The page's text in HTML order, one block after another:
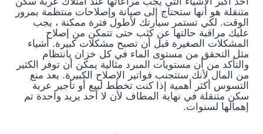
متنقلة هو أنها ستحتاج إلى صيانة وإصلاحات منتظمة بمرور
الوقت. لكي تستمر سيارتك لأطول فترة ممكنة ، يجب
عليك مراقبة حالتها عن كثب حتى تتمكن من إصلاح
المشكلات الصغيرة قبل أن تصبح مشكلات كبيرة. أشياء
مثل التحقق من مستوى الماء في كل خزان بانتظام
والتأكد من أن مستويات المبرد مثالية يمكن أن توفر الكثير
من المال لأنك ستتجنب فواتير الإصلاح الكبيرة. يعد منع
التسوس أكثر أهمية إذا كنت تخطط لبيع أو تأجير عربة
سكن متنقلة في نهاية المطاف لأن لا أحد يريد واحدة تم
إهمالها لسنوات.